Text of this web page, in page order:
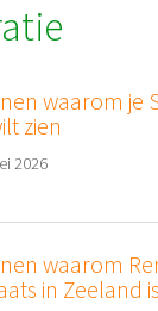
waarom je
zien
2026
waarom
in Zeeland is